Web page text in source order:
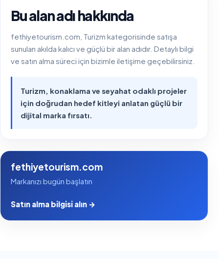
Bu alan adı hakkında
fethiyetourism.com, Turizm kategorisinde satışa
sunulan akılda kalıcı ve güçlü bir alan adıdır. Detaylı bilgi
ve satın alma süreci için bizimle iletişime geçebilirsiniz.
Turizm, konaklama ve seyahat odaklı projeler
için doğrudan hedef kitleyi anlatan güçlü bir
dijital marka fırsatı.
fethiyetourism.com
Markanızı bugün başlatın
Satın alma bilgisi alın →